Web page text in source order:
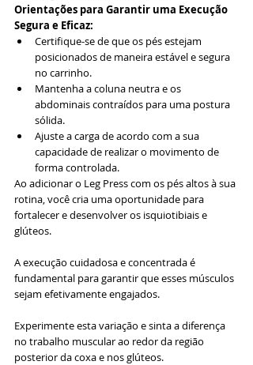
Orientações para Garantir uma Execução
Segura e Eficaz:
Certifique-se de que os pés estejam
posicionados de maneira estável e segura
no carrinho.
Mantenha a coluna neutra e os
abdominais contraídos para uma postura
sólida.
Ajuste a carga de acordo com a sua
capacidade de realizar o movimento de
forma controlada.
Ao adicionar o Leg Press com os pés altos à sua
rotina, você cria uma oportunidade para
fortalecer e desenvolver os isquiotibiais e
glúteos.
A execução cuidadosa e concentrada é
fundamental para garantir que esses músculos
sejam efetivamente engajados.
Experimente esta variação e sinta a diferença
no trabalho muscular ao redor da região
posterior da coxa e nos glúteos.